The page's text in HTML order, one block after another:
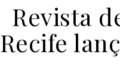
Revista
Recife